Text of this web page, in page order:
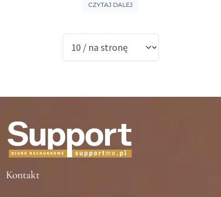
CZYTAJ DALEJ
Kontakt